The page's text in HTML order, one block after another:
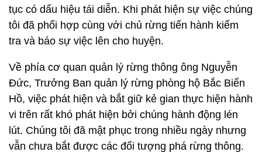
tục có dấu hiệu tái diễn. Khi phát hiện sự việc chúng
tôi đã phối hợp cùng với chủ rừng tiến hành kiểm
tra và báo sự việc lên cho huyện.
Về phía cơ quan quản lý rừng thông ông Nguyễn
Đức, Trưởng Ban quản lý rừng phòng hộ Bắc Biển
Hồ, việc phát hiện và bắt giữ kẻ gian thực hiện hành
vi trên rất khó phát hiện bởi chúng hành động lén
lút. Chúng tôi đã mật phục trong nhiều ngày nhưng
vẫn chưa bắt được các đối tượng phá rừng thông.